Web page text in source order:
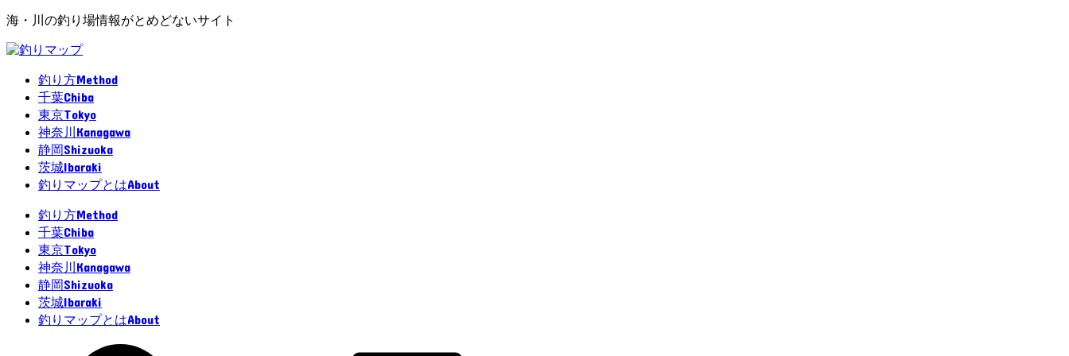
海・川の釣り場情報がとめどないサイト
釣り方Method
千葉Chiba
東京Tokyo
神奈川 Kanagawa
静岡Shizuoka
茨城Ibaraki
釣りマップとはAbout
釣り方Method
千葉Chiba
東京Tokyo
神奈川 Kanagawa
静岡Shizuoka
茨城Ibaraki
釣りマップとはAbout